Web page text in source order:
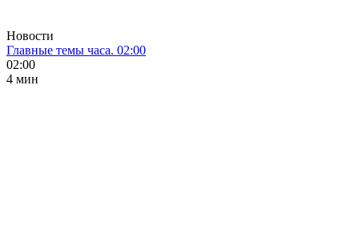
Новости
Главные темы часа. 02:00
02:00
4 мин